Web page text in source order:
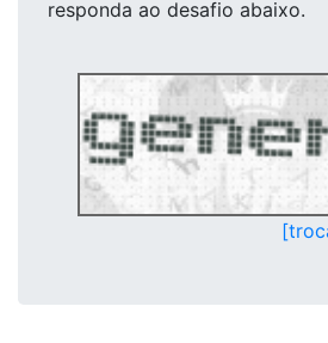
responda ao desafio abaixo.